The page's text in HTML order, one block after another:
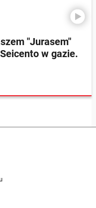
"Jurasem"
w gazie.